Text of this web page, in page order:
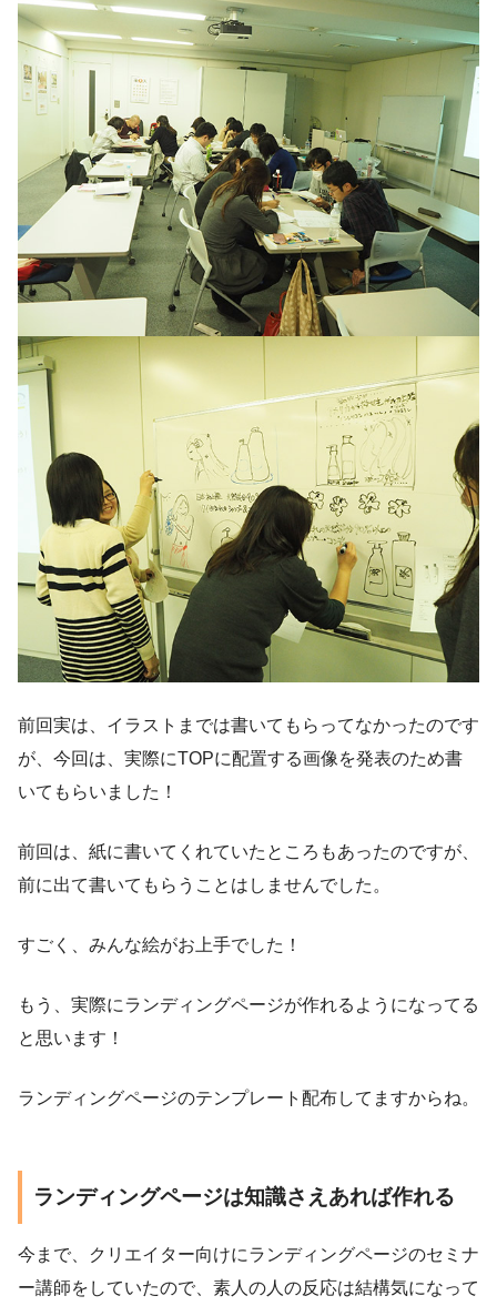
前回実は、イラストまでは書いてもらってなかったのです
が、今回は、実際にTOPに配置する画像を発表のため書
いてもらいました！
前回は、紙に書いてくれていたところもあったのですが、
前に出て書いてもらうことはしませんでした。
すごく、みんな絵がお上手でした！
もう、実際にランディングページが作れるようになってる
と思います！
ランディングページのテンプレート配布してますからね。
ランディングページは知識さえあれば作れる
今まで、クリエイター向けにランディングページのセミナ
ー講師をしていたので、素人の人の反応は結構気になって